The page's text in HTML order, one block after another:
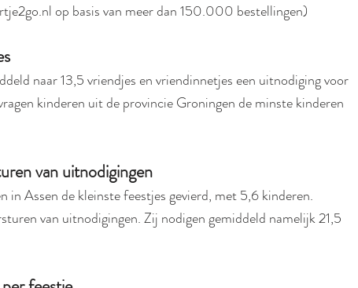
op basis van meer dan 150.000 bestellingen)
naar 13,5 vriendjes en vriendinnetjes een uitnodiging voor
kinderen uit de provincie Groningen de minste kinderen
van uitnodigingen
in Assen de kleinste feestjes gevierd, met 5,6 kinderen.
van uitnodigingen. Zij nodigen gemiddeld namelijk 21,5